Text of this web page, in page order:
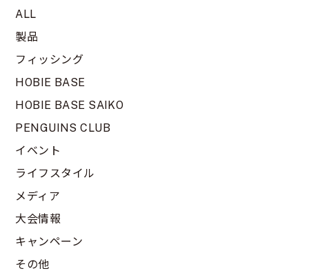
ALL
製品
フィッシング
HOBIE BASE
HOBIE BASE SAIKO
PENGUINS CLUB
イベント
ライフスタイル
メディア
大会情報
キャンペーン
その他